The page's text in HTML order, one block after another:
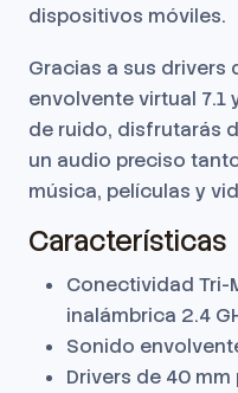
dispositivos móviles.
Gracias a sus drivers
envolvente virtual
de ruido, disfrutarás
un audio preciso
música, películas y
Características
Conectividad Tri-
inalámbrica 2.4
Sonido
Drivers de 40